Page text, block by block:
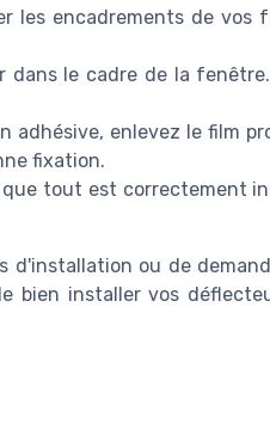
les encadrements de vos
le cadre de la
adhésive, enlevez le film
fixation.
tout est correctement
d'installation ou de
bien installer vos